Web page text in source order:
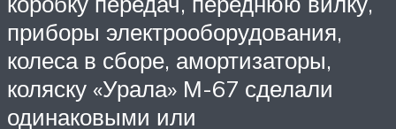
приборы электрооборудования,
колеса в сборе, амортизаторы,
коляску «Урала» М-67 сделали
одинаковыми или